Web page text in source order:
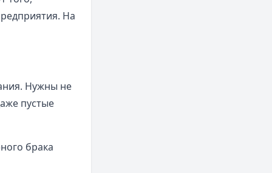
На
Нужны не
пустые
брака